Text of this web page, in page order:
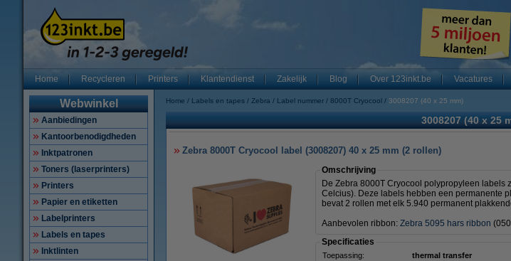
Home Recycleren Printers Klantendienst Zakelijk Blog Over 123inkt.be Vacatures
Webwinkel
Aanbiedingen
Kantoorbenodigdheden
Inktpatronen
Toners (laserprinters)
Printers
Papier en etiketten
Labelprinters
Labels en tapes
Inktlinten
Home Labels en tapes Zebra Label nummer 8000T Cryocool 3008207 (40 x 25 mm)
3008207 (40 x 25
Zebra 8000T Cryocool label (3008207) 40 x 25 mm (2 rollen)
Omschrijving
De Zebra 8000T Cryocool polypropyleen labels
Celcius). Deze labels hebben een permanente
bevat 2 rollen met elk 5.940 permanent
Aanbevolen ribbon: Zebra 5095 hars ribbon
Specificaties
Toepassing: thermal transfer